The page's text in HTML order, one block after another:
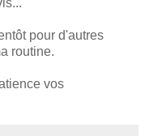
pour d'autres
routine.
vos